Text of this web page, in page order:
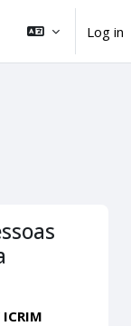
Log in